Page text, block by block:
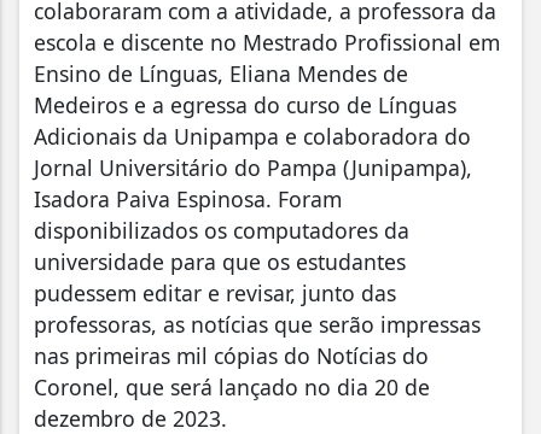
colaboraram com a atividade, a professora da
escola e discente no Mestrado Profissional em
Ensino de Línguas, Eliana Mendes de
Medeiros e a egressa do curso de Línguas
Adicionais da Unipampa e colaboradora do
Jornal Universitário do Pampa (Junipampa),
Isadora Paiva Espinosa. Foram
disponibilizados os computadores da
universidade para que os estudantes
pudessem editar e revisar, junto das
professoras, as notícias que serão impressas
nas primeiras mil cópias do Notícias do
Coronel, que será lançado no dia 20 de
dezembro de 2023.